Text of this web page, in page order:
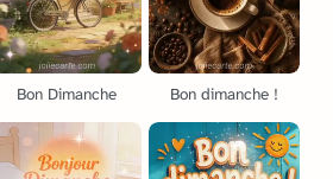
Bon Dimanche Bon dimanche !